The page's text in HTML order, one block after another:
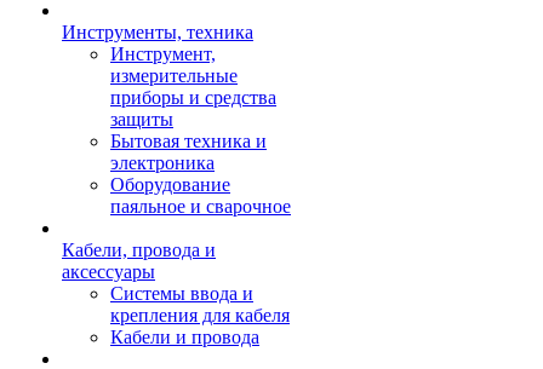
Инструменты, техника
Инструмент,
измерительные
приборы и средства
защиты
Бытовая техника и
электроника
Оборудование
паяльное и сварочное
Кабели, провода и
аксессуары
Системы ввода и
крепления для кабеля
Кабели и провода